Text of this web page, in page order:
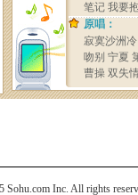
Sohu.com Inc. All rights